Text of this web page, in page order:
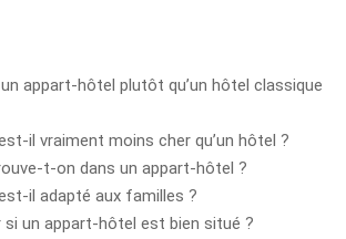
appart-hôtel plutôt qu’un hôtel classique
il vraiment moins cher qu’un hôtel ?
t-on dans un appart-hôtel ?
il adapté aux familles ?
un appart-hôtel est bien situé ?